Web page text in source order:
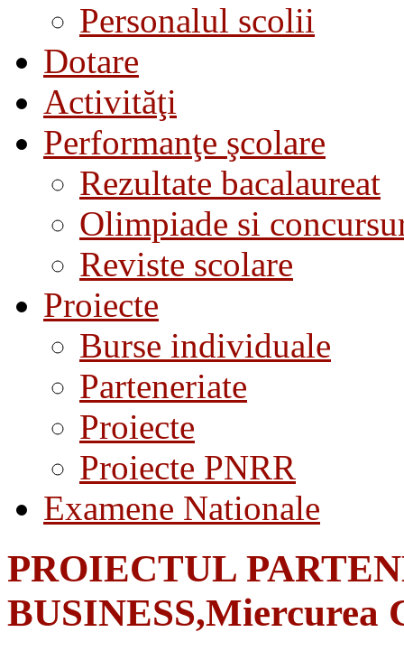
Personalul scolii
Dotare
Activităţi
Performanţe şcolare
Rezultate bacalaureat
Olimpiade si
Reviste scolare
Proiecte
Burse individuale
Parteneriate
Proiecte
Proiecte PNRR
Examene Nationale
PROIECTUL
BUSINESS,Miercurea